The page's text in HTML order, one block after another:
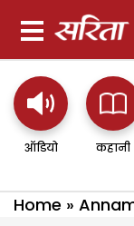
ऑडियो कहानी
Home »